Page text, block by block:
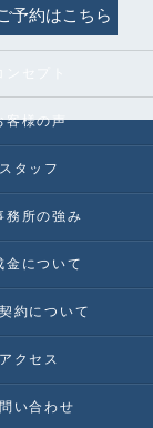
予約はこちら
客様の声
スタッフ
務所の強み
金について
約について
アクセス
い合わせ